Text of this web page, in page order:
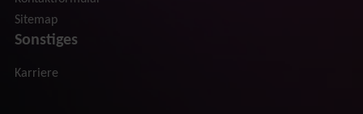
Sitemap
Sonstiges
Karriere